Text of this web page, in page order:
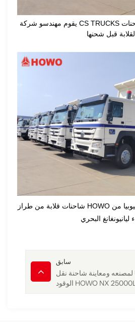
يقوم مهندسو شركة CS TRUCKS بفحص جميع شاحنات HOWO
شاحنات قلابة من طراز HOWO سعة 20 طنًا تشحن إلى إثيوبيا من
ليانيونغانغ البحري
سابق
لمصنعه ومعاينة شاحنة نقل
الوقود HOWO NX 25000L